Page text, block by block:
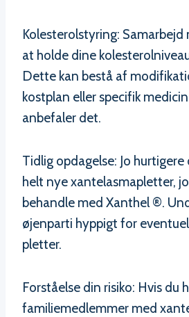
Kolesterolstyring:
at holde dine
Dette kan bestå af
kostplan eller specifik
anbefaler det.
Tidlig opdagelse: Jo
helt nye xantelasmapletter,
behandle med Xanthel ®.
øjenparti hyppigt for
pletter.
Forståelse din risiko: Hvis du
familiemedlemmer med